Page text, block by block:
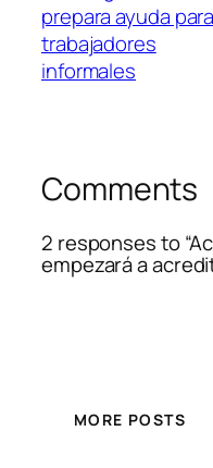
prepara ayuda para
trabajadores
informales
Comments
2 responses to
empezará a
MORE POSTS